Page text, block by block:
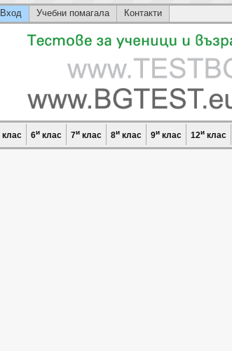
Вход Учебни помагала Контакти
клас 6и клас 7и клас 8и клас 9и клас 12и клас